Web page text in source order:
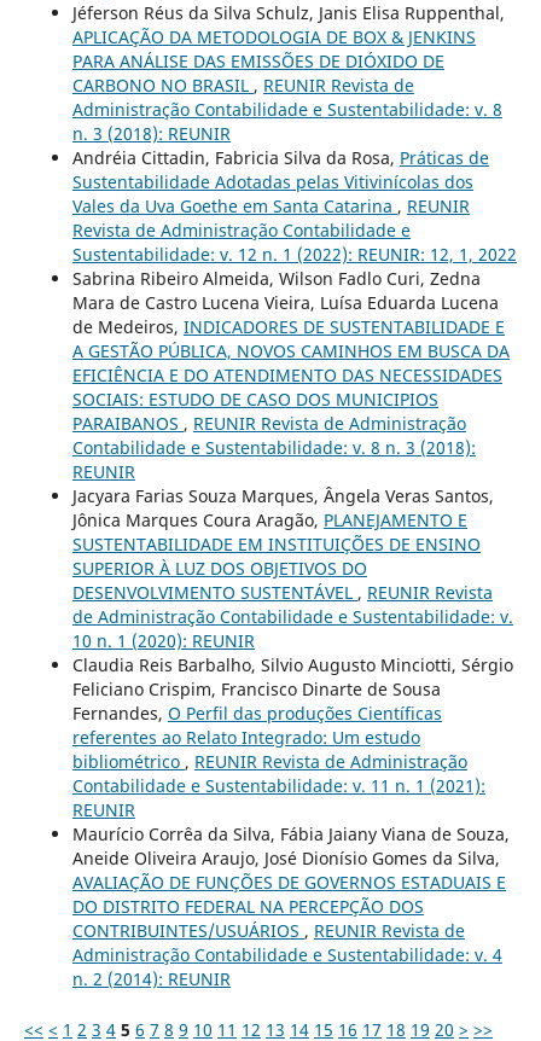
Jéferson Réus da Silva Schulz, Janis Elisa Ruppenthal,
APLICAÇÃO DA METODOLOGIA DE BOX & JENKINS
PARA ANÁLISE DAS EMISSÕES DE DIÓXIDO DE
CARBONO NO BRASIL , REUNIR Revista de
Administração Contabilidade e Sustentabilidade: v. 8
n. 3 (2018): REUNIR
Andréia Cittadin, Fabricia Silva da Rosa, Práticas de
Sustentabilidade Adotadas pelas Vitivinícolas dos
Vales da Uva Goethe em Santa Catarina , REUNIR
Revista de Administração Contabilidade e
Sustentabilidade: v. 12 n. 1 (2022): REUNIR: 12, 1, 2022
Sabrina Ribeiro Almeida, Wilson Fadlo Curi, Zedna
Mara de Castro Lucena Vieira, Luísa Eduarda Lucena
de Medeiros, INDICADORES DE SUSTENTABILIDADE E
A GESTÃO PÚBLICA, NOVOS CAMINHOS EM BUSCA DA
EFICIÊNCIA E DO ATENDIMENTO DAS NECESSIDADES
SOCIAIS: ESTUDO DE CASO DOS MUNICIPIOS
PARAIBANOS , REUNIR Revista de Administração
Contabilidade e Sustentabilidade: v. 8 n. 3 (2018):
REUNIR
Jacyara Farias Souza Marques, Ângela Veras Santos,
Jônica Marques Coura Aragão, PLANEJAMENTO E
SUSTENTABILIDADE EM INSTITUIÇÕES DE ENSINO
SUPERIOR À LUZ DOS OBJETIVOS DO
DESENVOLVIMENTO SUSTENTÁVEL , REUNIR Revista
de Administração Contabilidade e Sustentabilidade: v.
10 n. 1 (2020): REUNIR
Claudia Reis Barbalho, Silvio Augusto Minciotti, Sérgio
Feliciano Crispim, Francisco Dinarte de Sousa
Fernandes, O Perfil das produções Científicas
referentes ao Relato Integrado: Um estudo
bibliométrico , REUNIR Revista de Administração
Contabilidade e Sustentabilidade: v. 11 n. 1 (2021):
REUNIR
Maurício Corrêa da Silva, Fábia Jaiany Viana de Souza,
Aneide Oliveira Araujo, José Dionísio Gomes da Silva,
AVALIAÇÃO DE FUNÇÕES DE GOVERNOS ESTADUAIS E
DO DISTRITO FEDERAL NA PERCEPÇÃO DOS
CONTRIBUINTES/USUÁRIOS , REUNIR Revista de
Administração Contabilidade e Sustentabilidade: v. 4
n. 2 (2014): REUNIR
<< < 1 2 3 4 5 6 7 8 9 10 11 12 13 14 15 16 17 18 19 20 > >>